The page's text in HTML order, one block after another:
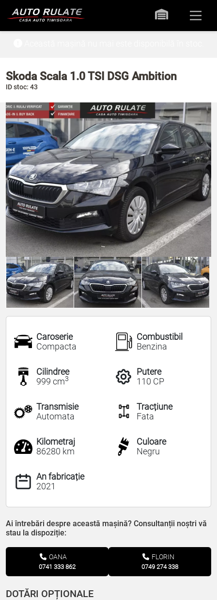
Skoda Scala 1.0 TSI DSG Ambition
ID stoc: 43
Caroserie
Compacta
Combustibil
Benzina
Cilindree
999 cm3
Putere
110 CP
Transmisie
Automata
Tracțiune
Fata
Kilometraj
86280 km
Culoare
Negru
An fabricație
2021
Ai întrebări despre această mașină? Consultanții noștri vă
stau la dispoziție:
OANA
0741 333 862
FLORIN
0749 274 338
DOTĂRI OPȚIONALE